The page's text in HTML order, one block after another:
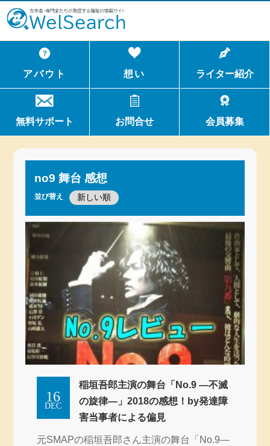
WelSerch
アバウト 想い ライター紹介
無料サポート お問合せ 会員募集
no9 舞台 感想
並び替え
DEC
16
稲垣吾郎主演の舞台「No.9 ―不滅
の旋律―」2018の感想！by発達障
害当事者による偏見
元SMAPの稲垣吾郎さん主演の舞台「No.9―